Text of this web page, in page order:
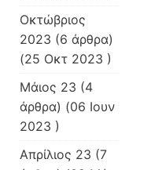
Οκτώβριος
2023 (6 άρθρα)
(25 Οκτ 2023 )
Μάιος 23 (4
άρθρα) (06 Ιουν
2023 )
Απρίλιος 23 (7